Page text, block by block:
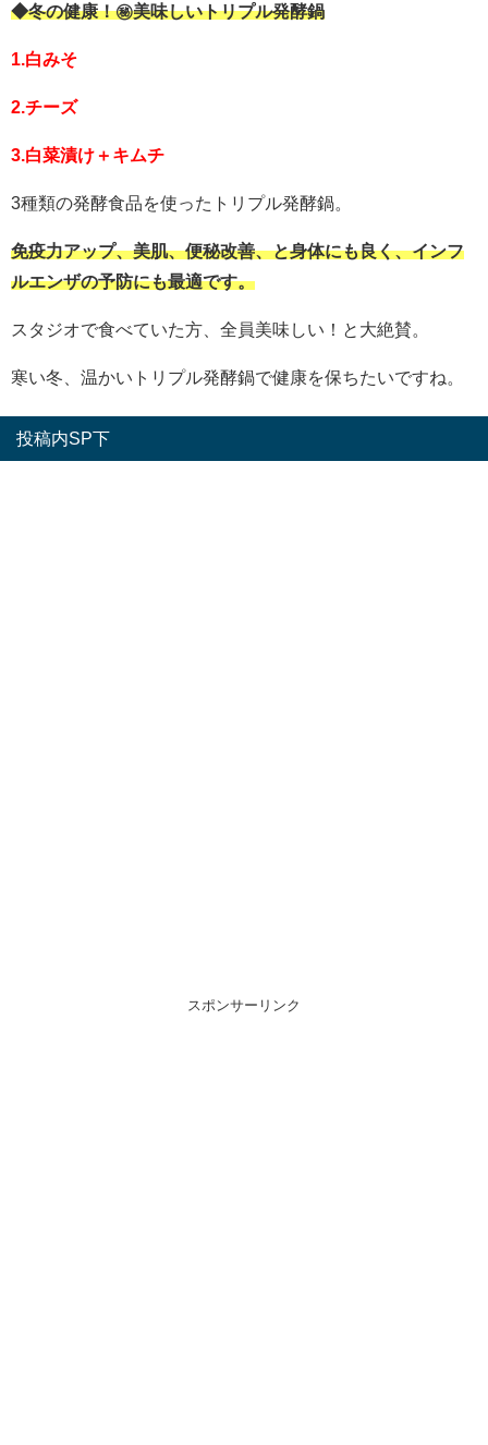
◆冬の健康！㊙美味しいトリプル発酵鍋
1.白みそ
2.チーズ
3.白菜漬け＋キムチ
3種類の発酵食品を使ったトリプル発酵鍋。
免疫力アップ、美肌、便秘改善、と身体にも良く、インフ
ルエンザの予防にも最適です。
スタジオで食べていた方、全員美味しい！と大絶賛。
寒い冬、温かいトリプル発酵鍋で健康を保ちたいですね。
投稿内SP下
スポンサーリンク